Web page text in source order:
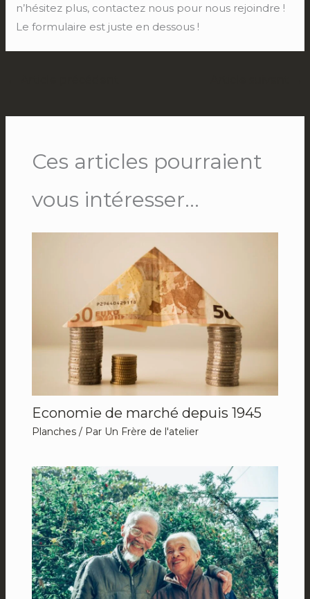
n’hésitez plus, contactez nous pour nous rejoindre !
Le formulaire est juste en dessous !
Ces articles pourraient
vous intéresser...
Economie de marché depuis 1945
Planches/ Par Un Frère de l'atelier